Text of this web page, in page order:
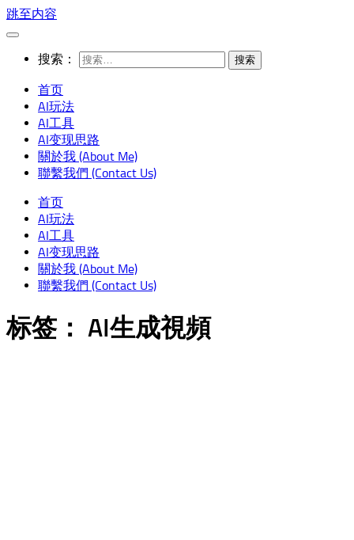
跳至内容
搜索：
首页
AI玩法
AI工具
AI变现思路
關於我 (About Me)
聯繫我們 (Contact Us)
首页
AI玩法
AI工具
AI变现思路
關於我 (About Me)
聯繫我們 (Contact Us)
标签： AI生成視頻